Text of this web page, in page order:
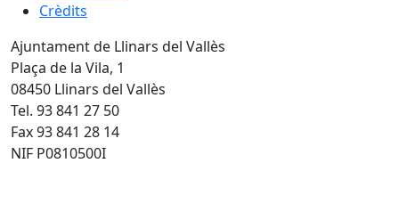
Crèdits
Ajuntament de Llinars del Vallès
Plaça de la Vila, 1
08450 Llinars del Vallès
Tel. 93 841 27 50
Fax 93 841 28 14
NIF P0810500I